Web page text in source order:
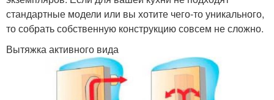
стандартные модели или вы хотите чего-то уникального,
то собрать собственную конструкцию совсем не сложно.
Вытяжка активного вида